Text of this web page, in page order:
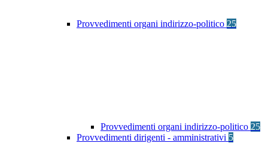
Provvedimenti organi indirizzo-politico 25
Provvedimenti organi indirizzo-politico 25
Provvedimenti dirigenti - amministrativi 5